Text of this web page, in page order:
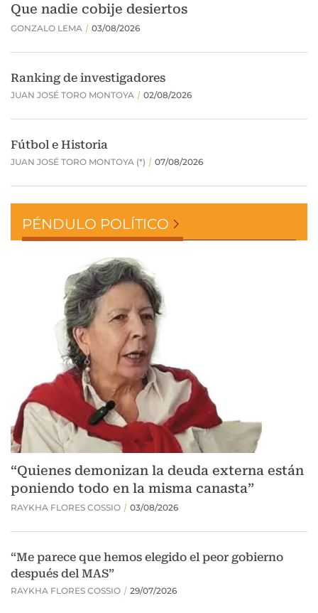
PÉNDULO POLÍTICO